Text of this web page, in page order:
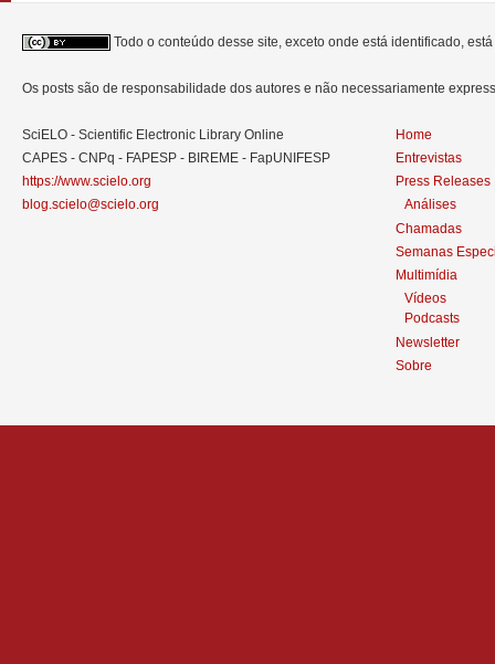
Todo o conteúdo desse site, exceto onde está identificado,
Os posts são de responsabilidade dos autores e não necessariamente
SciELO - Scientific Electronic Library Online
CAPES - CNPq - FAPESP - BIREME - FapUNIFESP
https://www.scielo.org
blog.scielo@scielo.org
Home
Entrevistas
Press Releases
Análises
Chamadas
Semanas
Multimídia
Vídeos
Podcasts
Newsletter
Sobre